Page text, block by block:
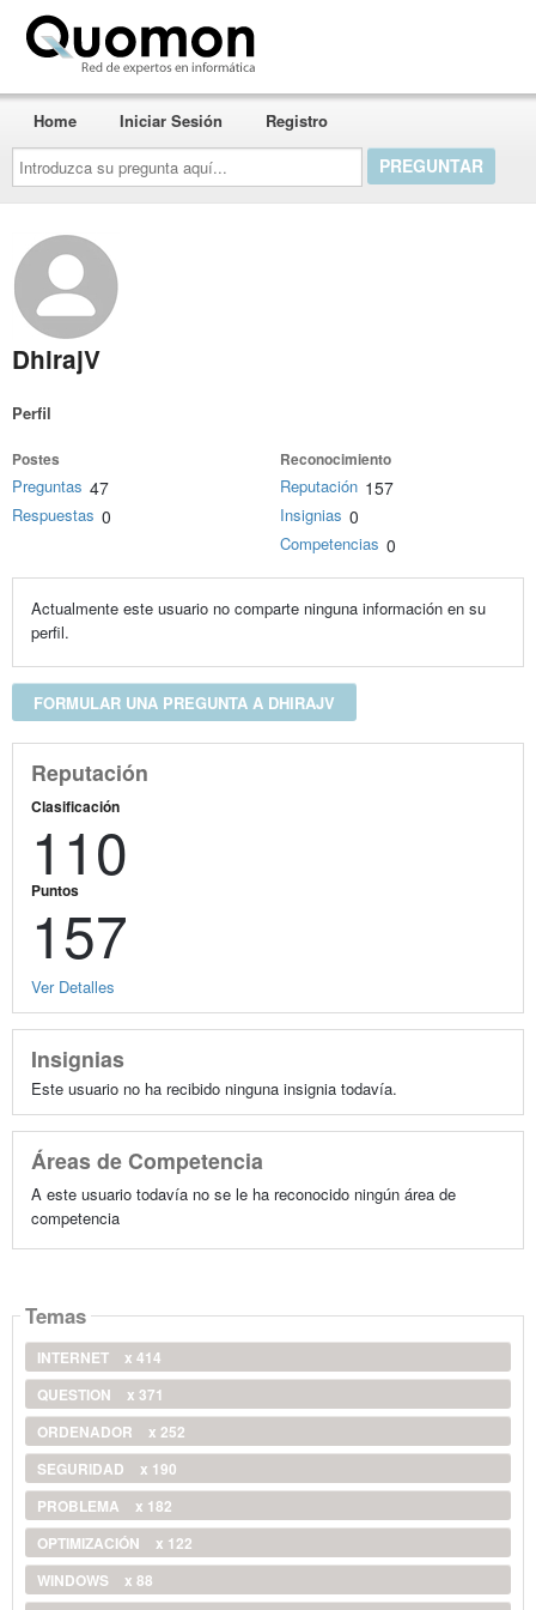
Introduzca
su
pregunta
aquí...
Home Iniciar Sesión Registro
DhirajV
Perfil
Postes
Preguntas 47
Respuestas 0
Reconocimiento
Reputación 157
Insignias 0
Competencias 0
Actualmente este usuario no comparte ninguna información en su
perfil.
FORMULAR UNA PREGUNTA A DHIRAJV
Reputación
Clasificación
110
Puntos
157
Ver Detalles
Insignias
Este usuario no ha recibido ninguna insignia todavía.
Áreas de Competencia
A este usuario todavía no se le ha reconocido ningún área de
competencia
Temas
INTERNET
x 414
QUESTION
x 371
ORDENADOR
x 252
SEGURIDAD
x 190
PROBLEMA
x 182
OPTIMIZACIÓN
x 122
WINDOWS
x 88